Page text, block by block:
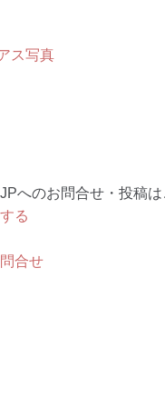
ス写真
へのお問合せ・投稿
る
合せ